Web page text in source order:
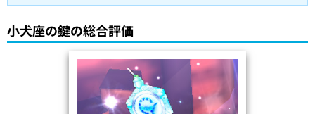
小犬座の鍵の総合評価